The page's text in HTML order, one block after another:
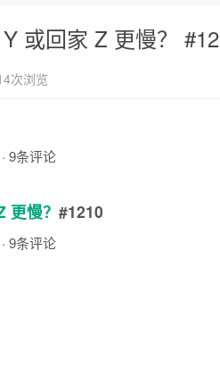
或回家 Z 更慢？
次浏览
· 9条评论
慢？ #1210
· 9条评论